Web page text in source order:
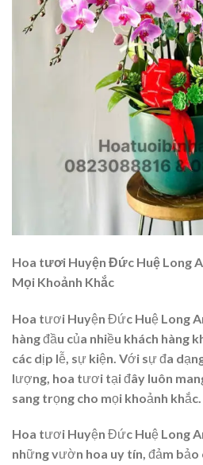
Hoa tươi Huyện Đức Huệ Long
Mọi Khoảnh Khắc
Hoa tươi Huyện Đức Huệ Long
hàng đầu của nhiều khách hàng
các dịp lễ, sự kiện. Với sự đa
lượng, hoa tươi tại đây luôn
sang trọng cho mọi khoảnh khắc.
Hoa tươi Huyện Đức Huệ Long
những vườn hoa uy tín, đảm